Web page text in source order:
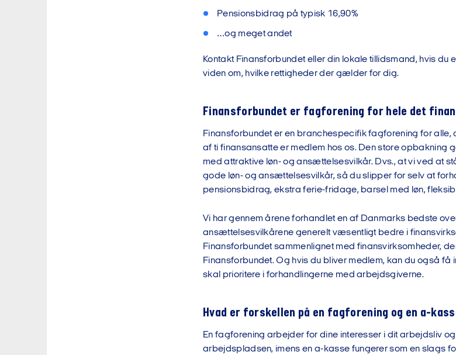
Pensionsbidrag på typisk 16,90%
…og meget andet
Kontakt Finansforbundet eller din lokale tillidsmand, hvis du
viden om, hvilke rettigheder der gælder for dig.
Finansforbundet er fagforening for hele det
Finansforbundet er en branchespecifik fagforening for alle,
af ti finansansatte er medlem hos os. Den store opbakning
med attraktive løn- og ansættelsesvilkår. Dvs., at vi ved at
gode løn- og ansættelsesvilkår, så du slipper for selv at
pensionsbidrag, ekstra ferie-fridage, barsel med løn,
Vi har gennem årene forhandlet en af Danmarks bedste
ansættelsesvilkårene generelt væsentligt bedre i
Finansforbundet sammenlignet med finansvirksomheder,
Finansforbundet. Og hvis du bliver medlem, kan du også
skal prioritere i forhandlingerne med arbejdsgiverne.
Hvad er forskellen på en fagforening og en a-
En fagforening arbejder for dine interesser i dit arbejdsliv
arbejdspladsen, imens en a-kasse fungerer som en slags